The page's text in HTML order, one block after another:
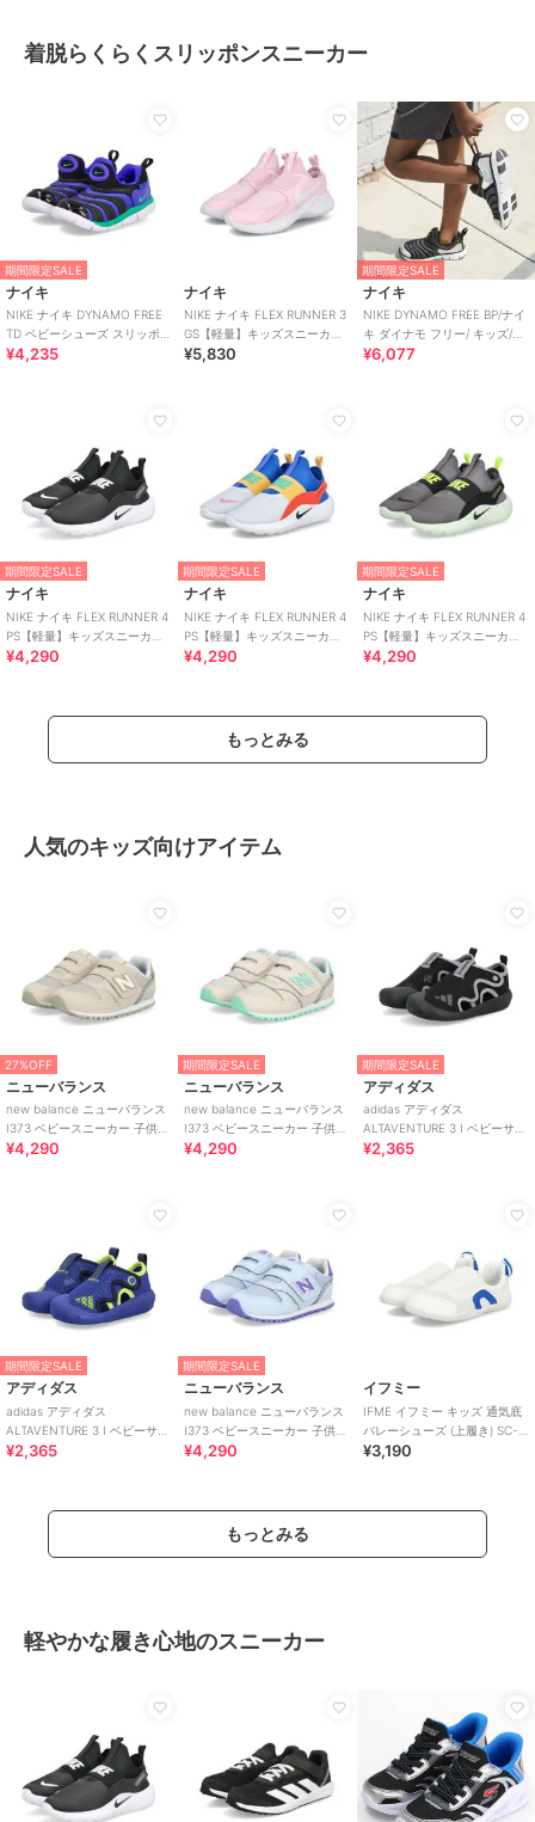
着脱らくらくスリッポンスニーカー
期間限定SALE
ナイキ
NIKE ナイキ DYNAMO FREE
TD ベビーシューズ スリッポン
(ダイナモフリーTD)
¥4,235
ナイキ
NIKE ナイキ FLEX RUNNER 3
GS【軽量】キッズスニーカー
スリッポン
¥5,830
期間限定SALE
ナイキ
NIKE DYNAMO FREE BP/ナイ
キ ダイナモ フリー/ キッズ/ス
リッポン
¥6,077
期間限定SALE
ナイキ
NIKE ナイキ FLEX RUNNER 4
PS【軽量】キッズスニーカー
スリッポン 子供靴
¥4,290
期間限定SALE
ナイキ
NIKE ナイキ FLEX RUNNER 4
PS【軽量】キッズスニーカー
スリッポン 子供靴
¥4,290
期間限定SALE
ナイキ
NIKE ナイキ FLEX RUNNER 4
PS【軽量】キッズスニーカー
スリッポン 子供靴
¥4,290
もっとみる
人気のキッズ向けアイテム
27%OFF
ニューバランス
new balance ニューバランス
I373 ベビースニーカー 子供靴
ワンベルト
¥4,290
期間限定SALE
ニューバランス
new balance ニューバランス
I373 ベビースニーカー 子供靴
ワンベルト
¥4,290
期間限定SALE
アディダス
adidas アディダス
ALTAVENTURE 3 I ベビーサン
ダル キッズサマーシューズ
¥2,365
期間限定SALE
アディダス
adidas アディダス
ALTAVENTURE 3 I ベビーサン
ダル キッズサマーシューズ
¥2,365
期間限定SALE
ニューバランス
new balance ニューバランス
I373 ベビースニーカー 子供靴
ワンベルト
¥4,290
イフミー
IFME イフミー キッズ 通気底
バレーシューズ (上履き) SC-
0002
¥3,190
もっとみる
軽やかな履き心地のスニーカー